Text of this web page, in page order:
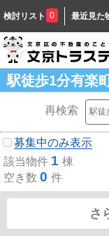
検討リスト 0 最近見た
駅徒歩1分有楽
再検索
募集中のみ表示
該当物件 1 棟
空き数 0 件
さ